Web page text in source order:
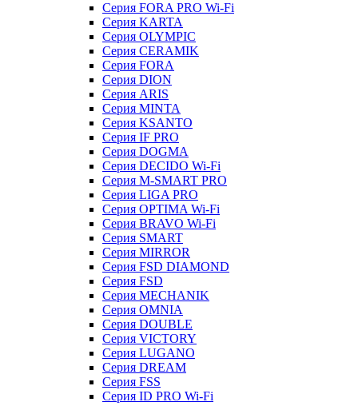
Серия FORA PRO Wi-Fi
Серия KARTA
Серия OLYMPIC
Серия CERAMIK
Серия FORA
Серия DION
Серия ARIS
Серия MINTA
Серия KSANTO
Серия IF PRO
Серия DOGMA
Серия DECIDO Wi-Fi
Серия M-SMART PRO
Серия LIGA PRO
Серия OPTIMA Wi-Fi
Серия BRAVO Wi-Fi
Серия SMART
Серия MIRROR
Серия FSD DIAMOND
Серия FSD
Серия MECHANIK
Серия OMNIA
Серия DOUBLE
Серия VICTORY
Серия LUGANO
Серия DREAM
Серия FSS
Серия ID PRO Wi-Fi